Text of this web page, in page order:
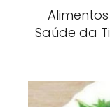
Saúde da